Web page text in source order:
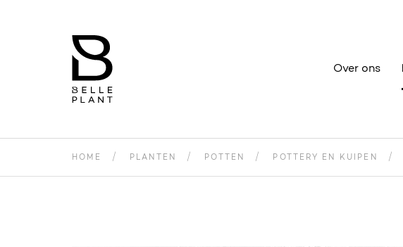
Over ons
HOME PLANTEN POTTEN POTTERY EN KUIPEN